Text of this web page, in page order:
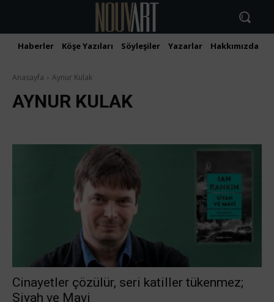
Haberler Köşe Yazıları Söyleşiler Yazarlar Hakkımızda
Anasayfa Aynur Kulak
AYNUR KULAK
Cinayetler çözülür, seri katiller tükenmez;
Siyah ve Mavi